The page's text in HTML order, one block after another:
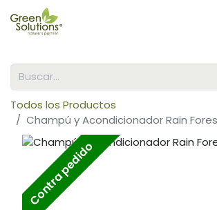
Todos los Productos
Champú y Acondicionador Rain
Contra pedido